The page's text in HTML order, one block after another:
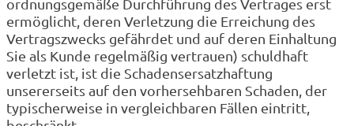
ordnungsgemäße Durchführung des Vertrages erst
ermöglicht, deren Verletzung die Erreichung des
Vertragszwecks gefährdet und auf deren Einhaltung
Sie als Kunde regelmäßig vertrauen) schuldhaft
verletzt ist, ist die Schadensersatzhaftung
unsererseits auf den vorhersehbaren Schaden, der
typischerweise in vergleichbaren Fällen eintritt,